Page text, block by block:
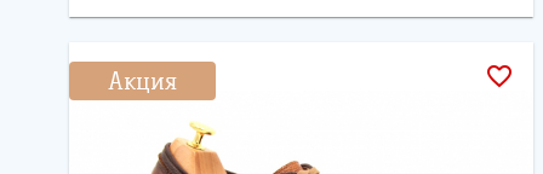
Акция favorite_border